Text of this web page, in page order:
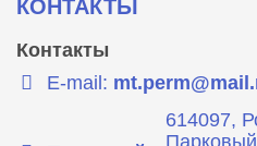
КОНТАКТЫ
Контакты
E-mail:
614097,